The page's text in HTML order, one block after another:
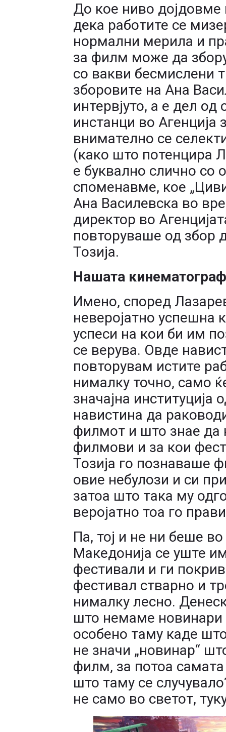
До кое ниво
дека работите се
нормални мерила и
за филм може да
со вакви бесмислени
зборовите на Ана
интервјуто, а е дел
инстанци во
внимателно се
(како што потенцира
е буквално слично со
споменавме, кое
Ана Василевска во
директор во
повторуваше од збор
Тозија.
Нашата
Имено, според
неверојатно успешна
успеси на кои би им
се верува. Овде
повторувам истите
нималку точно, само
значајна
навистина да
филмот и што знае да
филмови и за кои
Тозија го познаваше
овие небулози и си
затоа што така му
веројатно тоа го
Па, тој и не ни беше
Македонија се уште
фестивали и ги
фестивал стварно и
нималку лесно.
што немаме новинари
особено таму каде
не значи „новинар“
филм, за потоа самата
што таму се
не само во светот,